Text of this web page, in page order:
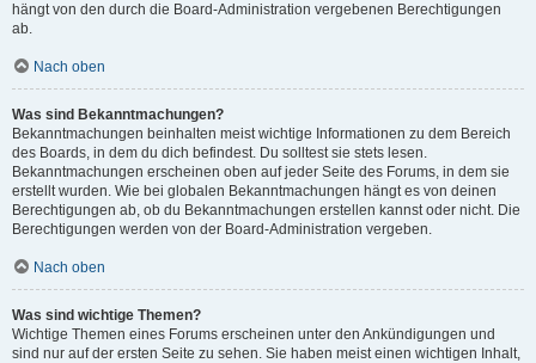
hängt von den durch die Board-Administration vergebenen Berechtigungen
ab.
Nach oben
Was sind Bekanntmachungen?
Bekanntmachungen beinhalten meist wichtige Informationen zu dem Bereich
des Boards, in dem du dich befindest. Du solltest sie stets lesen.
Bekanntmachungen erscheinen oben auf jeder Seite des Forums, in dem sie
erstellt wurden. Wie bei globalen Bekanntmachungen hängt es von deinen
Berechtigungen ab, ob du Bekanntmachungen erstellen kannst oder nicht. Die
Berechtigungen werden von der Board-Administration vergeben.
Nach oben
Was sind wichtige Themen?
Wichtige Themen eines Forums erscheinen unter den Ankündigungen und
sind nur auf der ersten Seite zu sehen. Sie haben meist einen wichtigen Inhalt,